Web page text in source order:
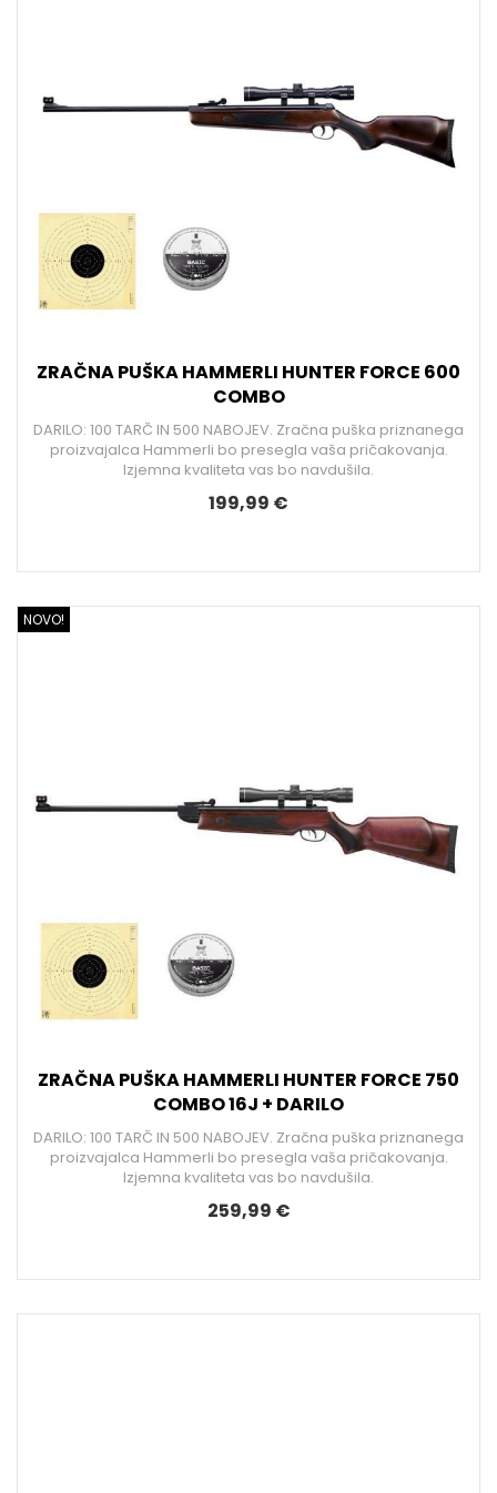
ZRAČNA PUŠKA HAMMERLI HUNTER FORCE 600
COMBO
DARILO: 100 TARČ IN 500 NABOJEV. Zračna puška priznanega
proizvajalca Hammerli bo presegla vaša pričakovanja.
Izjemna kvaliteta vas bo navdušila.
199,99 €
NOVO!
ZRAČNA PUŠKA HAMMERLI HUNTER FORCE 750
COMBO 16J + DARILO
DARILO: 100 TARČ IN 500 NABOJEV. Zračna puška priznanega
proizvajalca Hammerli bo presegla vaša pričakovanja.
Izjemna kvaliteta vas bo navdušila.
259,99 €